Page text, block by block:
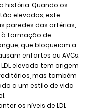
história. Quando os
elevados, este
paredes das artérias,
formação de
que bloqueiam a
enfartes ou AVCs.
elevado tem origem
mas também
a um estilo de vida
os níveis de LDL